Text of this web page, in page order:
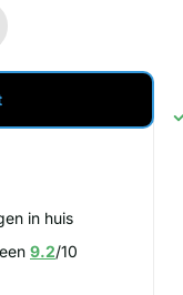
in huis
9.2/10